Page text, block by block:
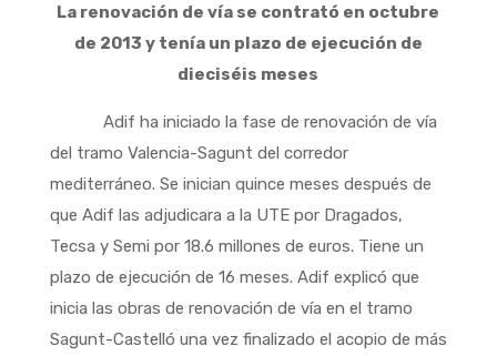
La renovación de vía se contrató en octubre
de 2013 y tenía un plazo de ejecución de
dieciséis meses
Adif ha iniciado la fase de renovación de vía
del tramo Valencia-Sagunt del corredor
mediterráneo. Se inician quince meses después de
que Adif las adjudicara a la UTE por Dragados,
Tecsa y Semi por 18.6 millones de euros. Tiene un
plazo de ejecución de 16 meses. Adif explicó que
inicia las obras de renovación de vía en el tramo
Sagunt-Castelló una vez finalizado el acopio de más